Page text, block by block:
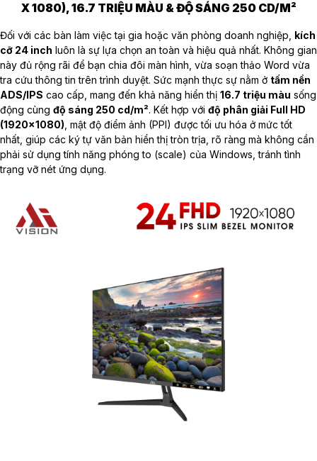
X 1080), 16.7 TRIỆU MÀU & ĐỘ SÁNG 250 CD/M²
Đối với các bàn làm việc tại gia hoặc văn phòng doanh nghiệp, kích
cỡ 24 inch luôn là sự lựa chọn an toàn và hiệu quả nhất. Không gian
này đủ rộng rãi để bạn chia đôi màn hình, vừa soạn thảo Word vừa
tra cứu thông tin trên trình duyệt. Sức mạnh thực sự nằm ở tấm nền
ADS/IPS cao cấp, mang đến khả năng hiển thị 16.7 triệu màu sống
động cùng độ sáng 250 cd/m². Kết hợp với độ phân giải Full HD
(1920x1080) , mật độ điểm ảnh (PPI) được tối ưu hóa ở mức tốt
nhất, giúp các ký tự văn bản hiển thị tròn trịa, rõ ràng mà không cần
phải sử dụng tính năng phóng to (scale) của Windows, tránh tình
trạng vỡ nét ứng dụng.